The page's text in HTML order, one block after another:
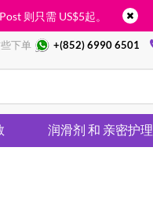
则只需 US$5起。
下单 +(852) 6990 6501
润滑剂 和 亲密护理